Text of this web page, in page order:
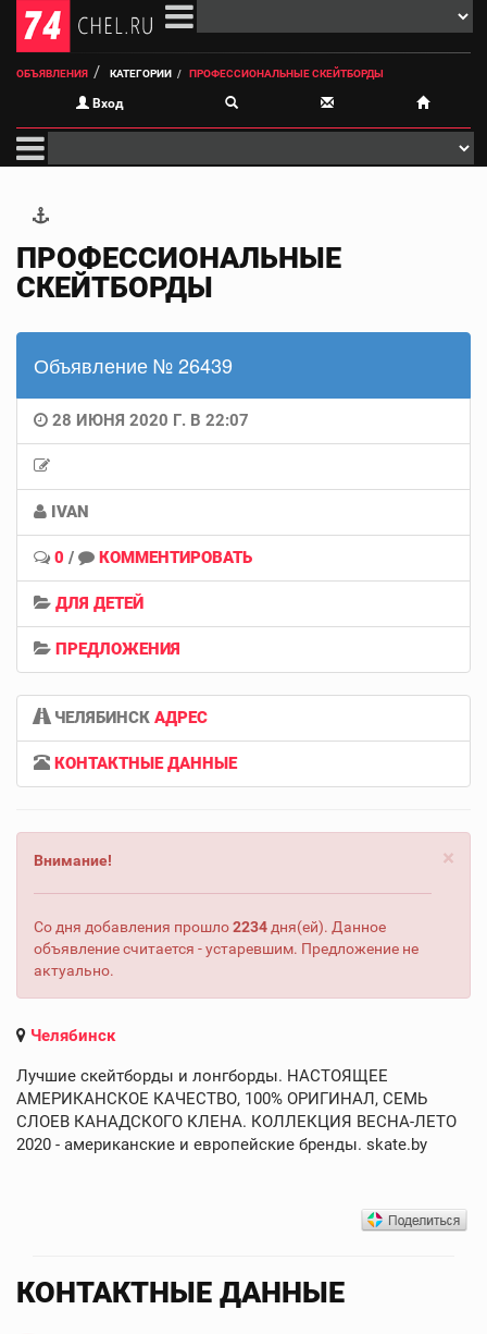
ОБЪЯВЛЕНИЯ КАТЕГОРИИ ПРОФЕССИОНАЛЬНЫЕ СКЕЙТБОРДЫ
Вход
ПРОФЕССИОНАЛЬНЫЕ
СКЕЙТБОРДЫ
Объявление № 26439
28 ИЮНЯ 2020 Г. В 22:07
IVAN
0 / КОММЕНТИРОВАТЬ
ДЛЯ ДЕТЕЙ
ПРЕДЛОЖЕНИЯ
ЧЕЛЯБИНСК АДРЕС
КОНТАКТНЫЕ ДАННЫЕ
×
Внимание!
Со дня добавления прошло2234 дня(ей). Данное
объявление считается - устаревшим. Предложение не
актуально.
Челябинск
Лучшие скейтборды и лонгборды. НАСТОЯЩЕЕ
АМЕРИКАНСКОЕ КАЧЕСТВО, 100% ОРИГИНАЛ, СЕМЬ
СЛОЕВ КАНАДСКОГО КЛЕНА. КОЛЛЕКЦИЯ ВЕСНА-ЛЕТО
2020 - американские и европейские бренды. skate.by
КОНТАКТНЫЕ ДАННЫЕ